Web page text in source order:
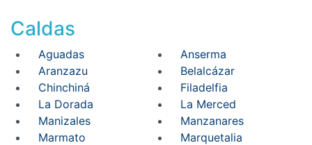
Caldas
Aguadas
Anserma
Aranzazu
Belalcázar
Chinchiná
Filadelfia
La Dorada
La Merced
Manizales
Manzanares
Marmato
Marquetalia